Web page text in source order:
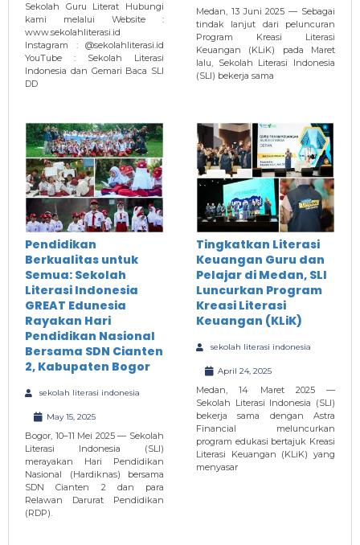
Sekolah Guru Literat Hubungi
kami melalui Website :
www.sekolahliterasi.id
Instagram : @sekolahliterasi.id
YouTube : Sekolah Literasi
Indonesia dan Gemari Baca SLI
DD
Medan, 13 Juni 2025 — Sebagai
tindak lanjut dari peluncuran
Program Kreasi Literasi
Keuangan (KLiK) pada Maret
lalu, Sekolah Literasi Indonesia
(SLI) bekerja sama
Pendidikan
Berkualitas untuk
Semua: Sekolah
Literasi Indonesia
GREAT Edunesia
Rayakan Hari
Pendidikan Nasional
Bersama SDN Cianten
2, Kabupaten Bogor
sekolah literasi indonesia
May 15, 2025
Bogor, 10–11 Mei 2025 — Sekolah
Literasi Indonesia (SLI)
merayakan Hari Pendidikan
Nasional (Hardiknas) bersama
SDN Cianten 2 dan para
Relawan Darurat Pendidikan
(RDP).
Tingkatkan Literasi
Keuangan Guru dan
Pelajar di Medan, SLI
Luncurkan Program
Kreasi Literasi
Keuangan (KLiK)
sekolah literasi indonesia
April 24, 2025
Medan, 14 Maret 2025 —
Sekolah Literasi Indonesia (SLI)
bekerja sama dengan Astra
Financial meluncurkan
program edukasi bertajuk Kreasi
Literasi Keuangan (KLiK) yang
menyasar